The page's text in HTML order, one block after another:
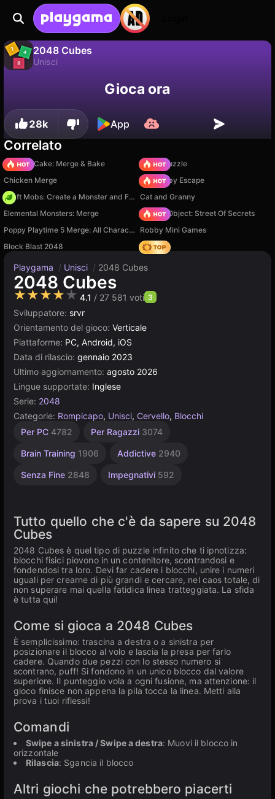
2048 Cubes
Unisci
Salva i progressi!Gioca ora
28k App
Correlato
Piece of Cake: Merge & Bake
Arrow Puzzle
Chicken Merge
Your Obby Escape
Craft Mobs: Create a Monster and Fight! Cat and Granny
Elemental Monsters: Merge
Hidden Object: Street Of Secrets
Poppy Playtime 5 Merge: All Characters
Robby Mini Games
Block Blast 2048
Hedgies
Playgama / Unisci / 2048 Cubes
2048 Cubes
★★★★★ 4.1 / 27 581 voti 3
Sviluppatore: srvr
Orientamento del gioco: Verticale
Piattaforme: PC, Android, iOS
Data di rilascio: gennaio 2023
Ultimo aggiornamento: agosto 2026
Lingue supportate: Inglese
Serie: 2048
Categorie: Rompicapo, Unisci, Cervello, Blocchi
Per PC 4782 Per Ragazzi 3074
Brain Training 1906 Addictive 2940
Senza Fine 2848 Impegnativi 592
Apprendimento
Mente
Agility
Desktop
Per 1
4145
Incrementali
Semplici
Browser
Tutto quello che c'è da sapere su 2048
Cubes
2048 Cubes è quel tipo di puzzle infinito che ti ipnotizza:
blocchi fisici piovono in un contenitore, scontrandosi e
fondendosi tra loro. Devi far cadere i blocchi, unire i numeri
uguali per crearne di più grandi e cercare, nel caos totale, di
non superare mai quella fatidica linea tratteggiata. La sfida
è tutta qui!
Come si gioca a 2048 Cubes
È semplicissimo: trascina a destra o a sinistra per
posizionare il blocco al volo e lascia la presa per farlo
cadere. Quando due pezzi con lo stesso numero si
scontrano, puff! Si fondono in un unico blocco dal valore
superiore. Il punteggio vola a ogni fusione, ma attenzione: il
gioco finisce non appena la pila tocca la linea. Metti alla
prova i tuoi riflessi!
Comandi
Swipe a sinistra / Swipe a destra: Muovi il blocco in
orizzontale
Rilascia: Sgancia il blocco
Altri giochi che potrebbero piacerti